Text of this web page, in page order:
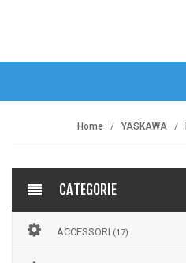
Home YASKAWA
CATEGORIE
ACCESSORI (17)